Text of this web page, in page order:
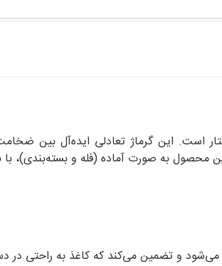
است. این گرماژ تعادلی ایده‌آل بین
به صورت آماده (فله و بسته‌بندی)، با